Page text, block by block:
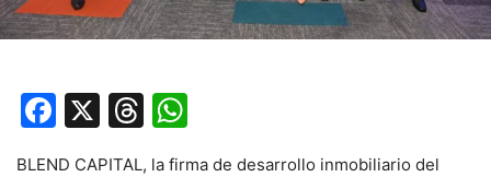
Facebook
X Threads
BLEND CAPITAL, la firma de desarrollo inmobiliario del